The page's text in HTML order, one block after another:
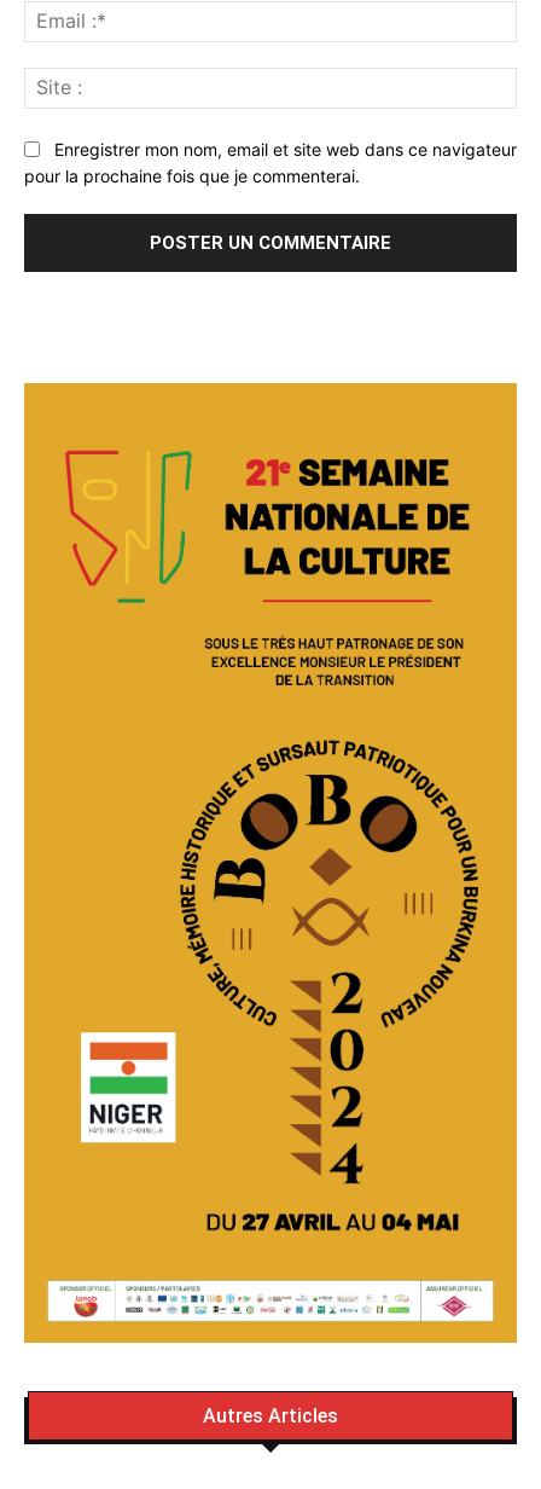
:*
:
Enregistrer mon nom, email et site web dans ce navigateur
pour la prochaine fois que je commenterai.
Autres Articles